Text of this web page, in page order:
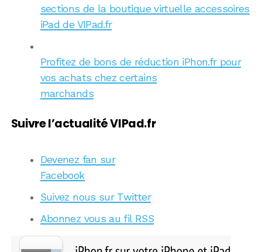
sections de la boutique virtuelle accessoires
iPad de VIPad.fr
Profitez de bons de réduction iPhon.fr pour
vos achats chez certains
marchands
Suivre l’actualité VIPad.fr
Devenez fan sur
Facebook
Suivez nous sur Twitter
Abonnez vous au fil RSS